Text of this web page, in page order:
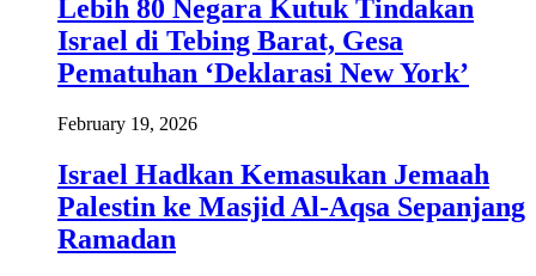
Lebih 80 Negara Kutuk Tindakan
Israel di Tebing Barat, Gesa
Pematuhan ‘Deklarasi New York’
February 19, 2026
Israel Hadkan Kemasukan Jemaah
Palestin ke Masjid Al-Aqsa Sepanjang
Ramadan